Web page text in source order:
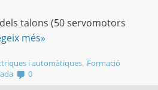
talons (50 servomotors
més»
i automàtiques, Formació
0